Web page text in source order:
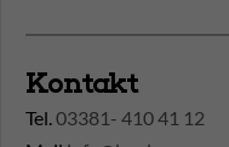
Kontakt
Tel.03381- 410 41 12